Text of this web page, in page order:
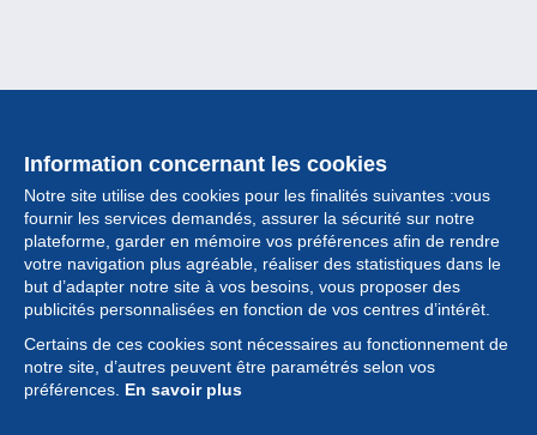
Information concernant les cookies
Notre site utilise des cookies pour les finalités suivantes :vous
fournir les services demandés, assurer la sécurité sur notre
plateforme, garder en mémoire vos préférences afin de rendre
votre navigation plus agréable, réaliser des statistiques dans le
but d’adapter notre site à vos besoins, vous proposer des
publicités personnalisées en fonction de vos centres d’intérêt.
Certains de ces cookies sont nécessaires au fonctionnement de
notre site, d’autres peuvent être paramétrés selon vos
préférences. En savoir plus
Collection
Actualités
Fonctionnalités